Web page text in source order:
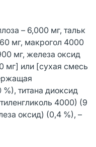
– 6,000 мг, тальк
мг, макрогол 4000
мг, железа оксид
мг] или [сухая смесь
титана диоксид
4000) (9
оксид) (0,4 %), –